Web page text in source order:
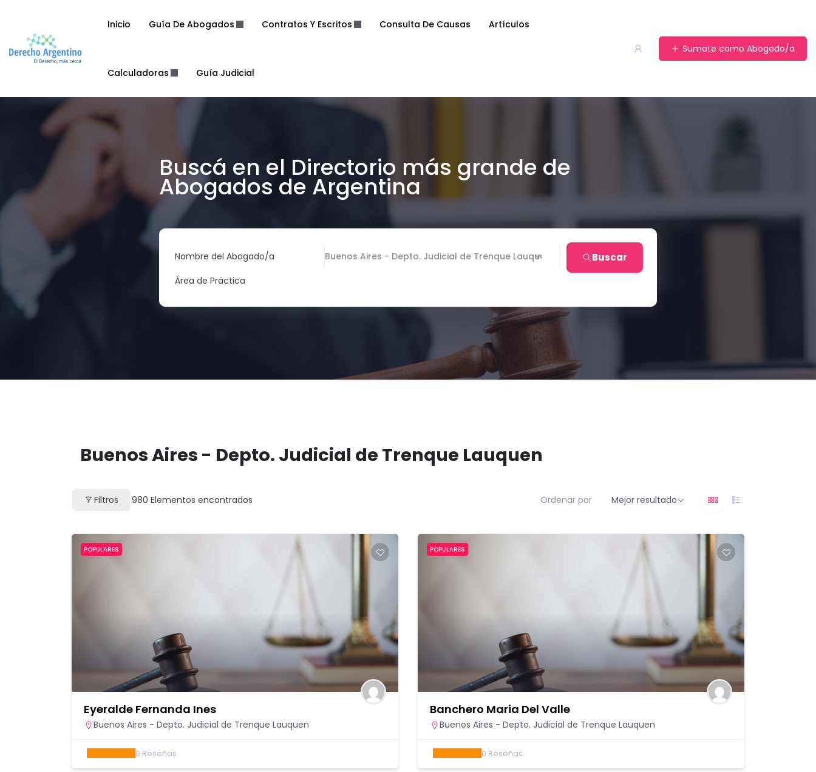
Inicio Guía De Abogados Contratos Y Escritos Consulta De Causas Artículos
Calculadoras Guía Judicial
Sumate como Abogado/a
Buscá en el Directorio más grande de
Abogados de Argentina
Nombre del Abogado/a
Buenos Aires - Depto. Judicial de Trenque Lauquen
Área de Práctica
Buscar
Buenos Aires - Depto. Judicial de Trenque Lauquen
Filtros 980 Elementos encontrados Ordenar por Mejor resultado
POPULARES
Eyeralde Fernanda Ines
Buenos Aires - Depto. Judicial de Trenque Lauquen
0 Reseñas
POPULARES
Banchero Maria Del Valle
Buenos Aires - Depto. Judicial de Trenque Lauquen
0 Reseñas